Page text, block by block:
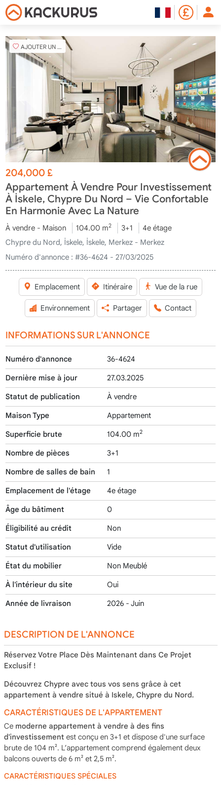
AJOUTER UN FAVORI
204,000£
Appartement À Vendre Pour Investissement
À İskele, Chypre Du Nord – Vie Confortable
En Harmonie Avec La Nature
À vendre - Maison 104.00 m2 3+1
4e étage
Chypre du Nord, İskele, İskele, Merkez - Merkez
Numéro d'annonce : #36-4624 - 27/03/2025
Emplacement Itinéraire Vue de la rue
Environnement Partager Contact
INFORMATIONS SUR L'ANNONCE
Numéro d'annonce 36-4624
Dernière mise à jour 27.03.2025
Statut de publication À vendre
Maison Type Appartement
Superficie brute 104.00 m2
Nombre de pièces 3+1
Nombre de salles de bain 1
Emplacement de l'étage 4e étage
Âge du bâtiment 0
Éligibilité au crédit Non
Statut d'utilisation Vide
État du mobilier Non Meublé
À l'intérieur du site Oui
Année de livraison 2026 - Juin
DESCRIPTION DE L'ANNONCE
Réservez Votre Place Dès Maintenant dans Ce Projet
Exclusif !
Découvrez Chypre avec tous vos sens grâce à cet
appartement à vendre situé à Iskele, Chypre du Nord.
CARACTÉRISTIQUES DE L'APPARTEMENT
Ce moderne appartement à vendre à des fins
d'investissementest conçu en 3+1 et dispose d'une surface
brute de 104 m². L’appartement comprend également deux
balcons ouverts de 6 m² et 2,5 m².
CARACTÉRISTIQUES SPÉCIALES